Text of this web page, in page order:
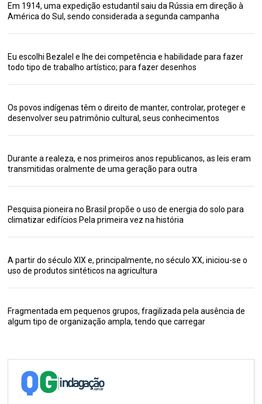
Em 1914, uma expedição estudantil saiu da Rússia em direção à
América do Sul, sendo considerada a segunda campanha
Eu escolhi Bezalel e lhe dei competência e habilidade para fazer
todo tipo de trabalho artístico; para fazer desenhos
Os povos indígenas têm o direito de manter, controlar, proteger e
desenvolver seu patrimônio cultural, seus conhecimentos
Durante a realeza, e nos primeiros anos republicanos, as leis eram
transmitidas oralmente de uma geração para outra
Pesquisa pioneira no Brasil propõe o uso de energia do solo para
climatizar edifícios Pela primeira vez na história
A partir do século XIX e, principalmente, no século XX, iniciou-se o
uso de produtos sintéticos na agricultura
Fragmentada em pequenos grupos, fragilizada pela ausência de
algum tipo de organização ampla, tendo que carregar